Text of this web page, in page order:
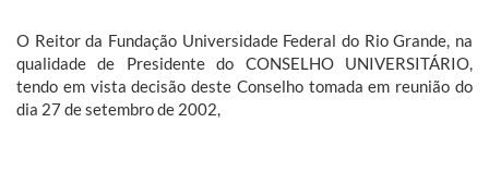
O Reitor da Fundação Universidade Federal do Rio Grande, na
qualidade de Presidente do CONSELHO UNIVERSITÁRIO,
tendo em vista decisão deste Conselho tomada em reunião do
dia 27 de setembro de 2002,